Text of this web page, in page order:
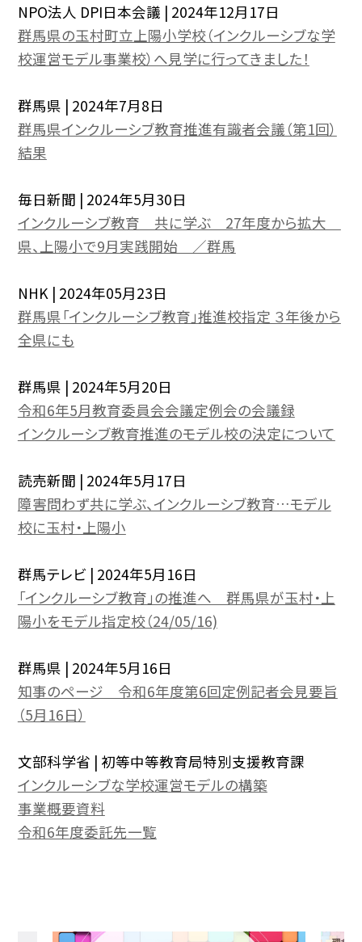
NPO法人 DPI日本会議 | 2024年12月17日
群馬県の玉村町立上陽小学校（インクルーシブな学
校運営モデル事業校）へ見学に行ってきました！
群馬県 | 2024年7月8日
群馬県インクルーシブ教育推進有識者会議（第1回）
結果
毎日新聞 | 2024年5月30日
インクルーシブ教育 共に学ぶ 27年度から拡大
県、上陽小で9月実践開始 ／群馬
NHK | 2024年05月23日
群馬県「インクルーシブ教育」推進校指定 ３年後から
全県にも
群馬県 | 2024年5月20日
令和6年5月教育委員会会議定例会の会議録
インクルーシブ教育推進のモデル校の決定について
読売新聞 | 2024年5月17日
障害問わず共に学ぶ、インクルーシブ教育…モデル
校に玉村・上陽小
群馬テレビ | 2024年5月16日
「インクルーシブ教育」の推進へ 群馬県が玉村・上
陽小をモデル指定校（24/05/16)
群馬県 | 2024年5月16日
知事のページ 令和6年度第6回定例記者会見要旨
（5月16日）
文部科学省 | 初等中等教育局特別支援教育課
インクルーシブな学校運営モデルの構築
事業概要資料
令和6年度委託先一覧